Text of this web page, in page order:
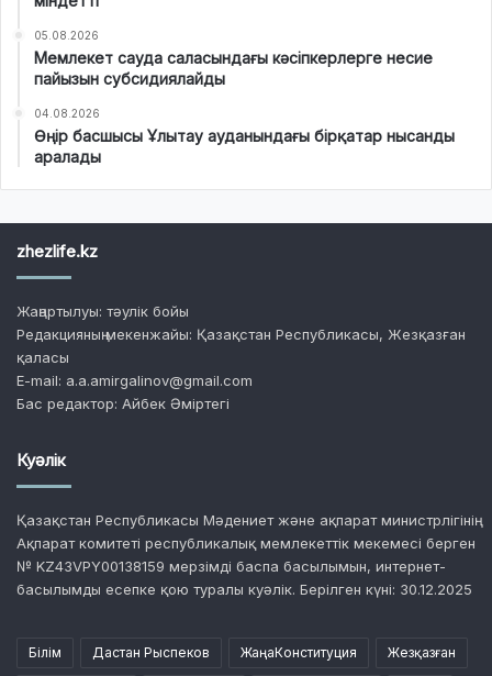
05.08.2026
Мемлекет сауда саласындағы кәсіпкерлерге несие
пайызын субсидиялайды
04.08.2026
Өңір басшысы Ұлытау ауданындағы бірқатар нысанды
аралады
zhezlife.kz
Жаңартылуы: тәулік бойы
Редакцияның мекенжайы: Қазақстан Республикасы, Жезқазған
қаласы
E-mail: a.a.amirgalinov@gmail.com
Бас редактор: Айбек Әміртегі
Куәлік
Қазақстан Республикасы Мәдениет және ақпарат министрлігінің
Ақпарат комитеті республикалық мемлекеттік мекемесі берген
№ KZ43VPY00138159 мерзімді баспа басылымын, интернет-
басылымды есепке қою туралы куәлік. Берілген күні: 30.12.2025
Білім Дастан Рыспеков ЖаңаКонституция Жезқазған